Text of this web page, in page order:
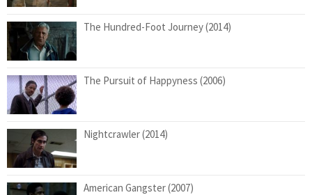
The Hundred-Foot Journey (2014)
The Pursuit of Happyness (2006)
Nightcrawler (2014)
American Gangster (2007)